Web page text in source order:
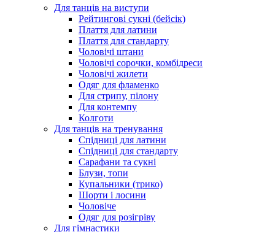
Для танців на виступи
Рейтингові сукні (бейсік)
Плаття для латини
Плаття для стандарту
Чоловічі штани
Чоловічі сорочки, комбідреси
Чоловічі жилети
Одяг для фламенко
Для стрипу, пілону
Для контемпу
Колготи
Для танців на тренування
Спідниці для латини
Спідниці для стандарту
Сарафани та сукні
Блузи, топи
Купальники (трико)
Шорти і лосини
Чоловіче
Одяг для розігріву
Для гімнастики